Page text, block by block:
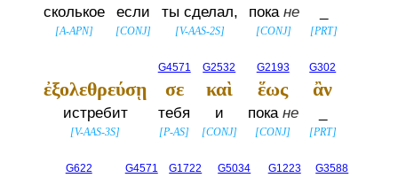
сколькое
[A-APN]
если
[CONJ]
ты сделал,
[V-AAS-2S]
пока не
[CONJ] [PRT]
ἐξολεθρεύσῃ
истребит
[V-AAS-3S]
G4571
σε
тебя
[P-AS]
G2532
καὶ
и
[CONJ]
G2193
ἕως
пока не
[CONJ]
G302
ἂν
[PRT]
G622 G4571 G1722 G5034 G1223 G3588